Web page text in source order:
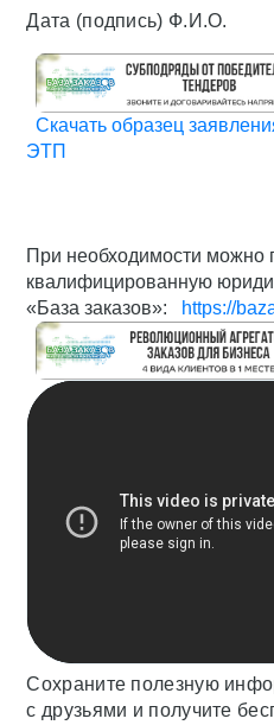
Дата (подпись) Ф.И.О.
Скачать образец
ЭТП
При необходимости можно
квалифицированную
«База заказов»:
https://
Сохраните полезную
с друзьями и получите